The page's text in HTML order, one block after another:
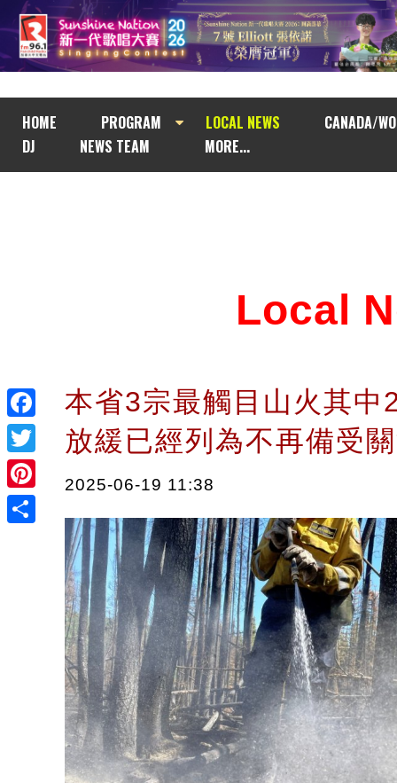
HOME PROGRAM LOCAL NEWS
CANADA/
DJ
NEWS TEAM MORE...
Facebook
Twitter
Pinterest
Local
本省3宗最觸目山火其中
放緩已經列為不再備
2025-06-19 11:38